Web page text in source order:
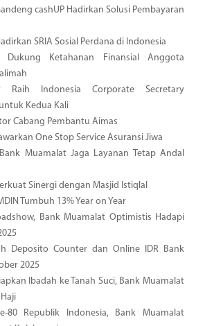
cashUP Hadirkan Solusi Pembayaran
SRIA Sosial Perdana di Indonesia
Dukung Ketahanan Finansial Anggota
Raih Indonesia Corporate Secretary
Kedua Kali
Cabang Pembantu Aimas
One Stop Service Asuransi Jiwa
Muamalat Jaga Layanan Tetap Andal
Sinergi dengan Masjid Istiqlal
Tumbuh 13% Year on Year
Bank Muamalat Optimistis Hadapi
Deposito Counter dan Online IDR Bank
2025
Ibadah ke Tanah Suci, Bank Muamalat
80 Republik Indonesia, Bank Muamalat